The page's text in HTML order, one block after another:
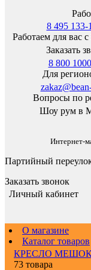
8 495 133-
Работаем для вас
Заказать
8 800
Для
Вопросы по
Шоу рум в
Интернет-
Партийный
Заказать звонок
Личный кабинет
О магазине
Каталог товаров
КРЕСЛО
73 товара